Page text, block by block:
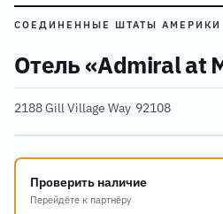
СОЕДИНЕННЫЕ ШТАТЫ АМЕРИКИ
Отель «Admiral at
2188 Gill Village Way·92108
Проверить наличие
Перейдёте к партнёру